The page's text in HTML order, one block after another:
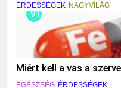
ÉRDESSÉGEK NAGYVILÁG
91
Miért kell a vas a
EGÉSZSÉG ÉRDESSÉGEK